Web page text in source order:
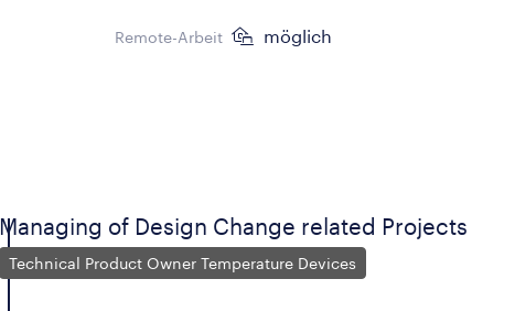
Remote-Arbeit möglich
Managing of Design Change related Projects
Technical Product Owner Temperature Devices